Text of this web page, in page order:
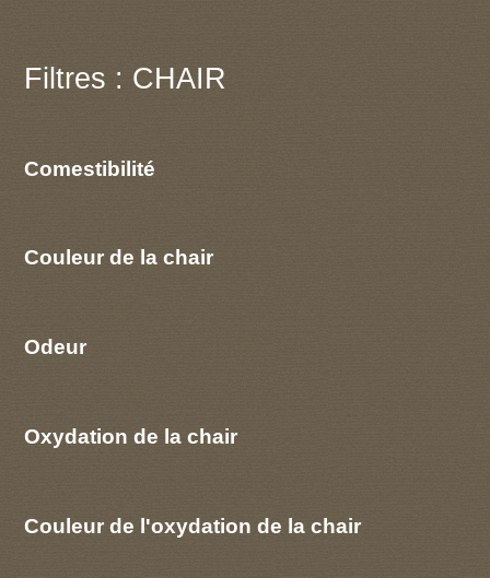
Filtres : CHAIR
Comestibilité
Couleur de la chair
Odeur
Oxydation de la chair
Couleur de l'oxydation de la chair